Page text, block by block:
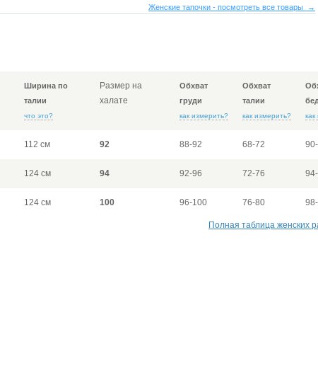
Женские тапочки - посмотреть все товары →
Ширина по
талии
что это?
Размер на
халате
Обхват
груди
как измерить?
Обхват
талии
как измерить? как
112 см 92 88-92 68-72
124 см 94 92-96 72-76
124 см 100 96-100 76-80
Полная таблица женских